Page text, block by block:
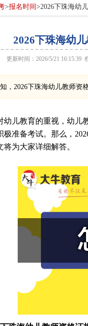
>报名时间>2026下珠海幼
2026下珠海幼
更新时间：2026/5/21 16:15:39
，2026下珠海幼儿教师资
幼儿教育的重视，幼儿
极准备考试。那么，
为大家详细解答。